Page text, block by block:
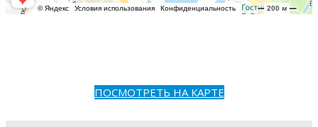
ПОСМОТРЕТЬ НА КАРТЕ